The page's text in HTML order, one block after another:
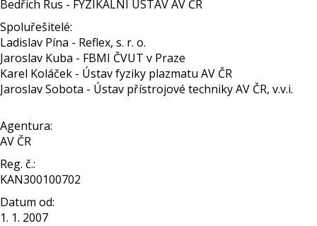
Bedřich Rus - FYZIKÁLNÍ ÚSTAV AV ČR
Spoluřešitelé:
Ladislav Pína - Reflex, s. r. o.
Jaroslav Kuba - FBMI ČVUT v Praze
Karel Koláček - Ústav fyziky plazmatu AV ČR
Jaroslav Sobota - Ústav přístrojové techniky AV ČR, v.v.i.
Agentura:
AV ČR
Reg. č.:
KAN300100702
Datum od:
1. 1. 2007